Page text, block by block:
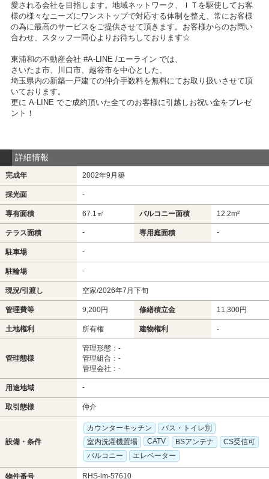
愛される会社を目指します。地域ネットワーク、ＩＴを駆使してお客
様の様々なニーズにワンストップで対応する体制を整え、常にお客様
の為に最高のサービスをご提供させて頂きます。お客様からのお問い
合わせ、スタッフ一同心よりお待ちしております☆
東浦和の不動産会社 #A-LINE /エーライン では、
さいたま市、川口市、越谷市を中心とした、
埼玉県内の新築一戸建ての仲介手数料を無料にてお取り扱いさせて頂
いております。
更に A-LINE でご成約頂いた全てのお客様に引越しお祝い金をプレゼ
ント！
詳細情報
完成年 2002年9月築
採光面 -
専有面積 67.1㎡ バルコニー面積 12.2m²
テラス面積 - 専用庭面積 -
駐車場 -
駐輪場 -
現況/引渡し 空家/2026年7月下旬
管理費等 9,200円 修繕積立金 11,300円
土地権利 所有権 建物権利 -
管理態様
管理形態：-
管理組合：-
管理会社：-
用途地域 -
取引態様 仲介
設備・条件
カウンターキッチン
バス・トイレ別
室内洗濯機置場
CATV BSアンテナ
CS受信可
バルコニー
エレベーター
物件番号 RHS-im-57610